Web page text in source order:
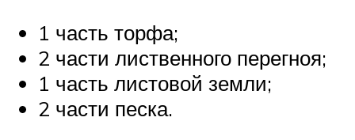
1 часть торфа;
2 части лиственного перегноя;
1 часть листовой земли;
2 части песка.